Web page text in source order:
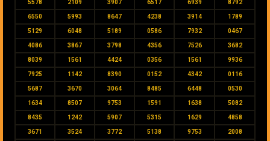
5578 2109 3907 6517 6939 8792
6550 5993 8647 4238 3914 1789
5129 6048 5189 0586 7932 0467
4086 3867 3798 4356 7526 3682
8039 1561 4424 0356 1561 9936
7925 1142 8390 0152 4342 0116
5687 3670 3064 8485 6448 0530
1634 8507 9753 1591 1638 5082
8435 1242 5907 5315 1629 4858
3671 3524 3772 5138 9753 2008